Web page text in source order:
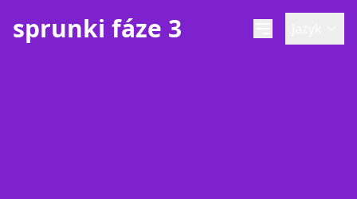
sprunki fáze 3